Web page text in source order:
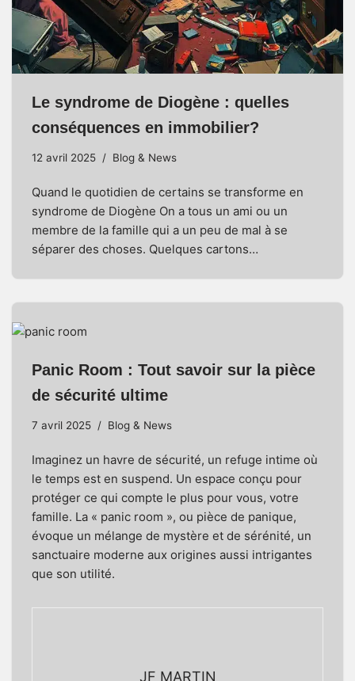
Le syndrome de Diogène : quelles
conséquences en immobilier?
12 avril 2025 Blog & News
Quand le quotidien de certains se transforme en
syndrome de Diogène On a tous un ami ou un
membre de la famille qui a un peu de mal à se
séparer des choses. Quelques cartons…
Panic Room : Tout savoir sur la pièce
de sécurité ultime
7 avril 2025 Blog & News
Imaginez un havre de sécurité, un refuge intime où
le temps est en suspend. Un espace conçu pour
protéger ce qui compte le plus pour vous, votre
famille. La « panic room », ou pièce de panique,
évoque un mélange de mystère et de sérénité, un
sanctuaire moderne aux origines aussi intrigantes
que son utilité.
JF MARTIN